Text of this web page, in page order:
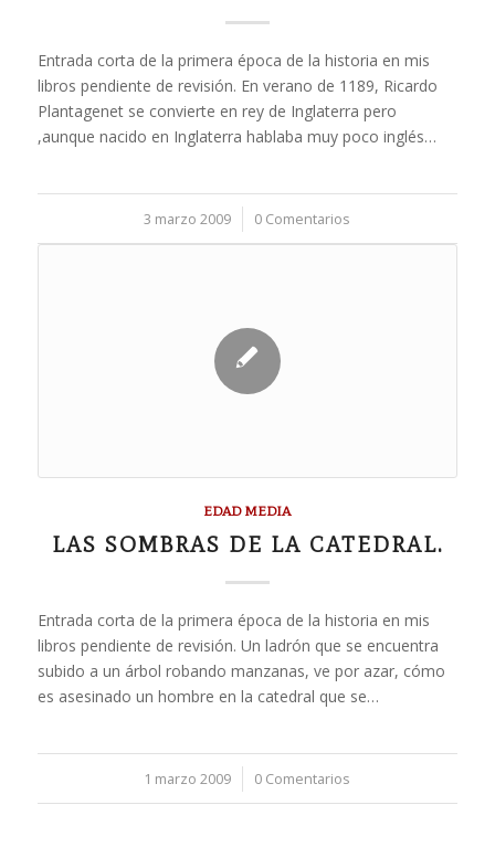
Entrada corta de la primera época de la historia en mis
libros pendiente de revisión. En verano de 1189, Ricardo
Plantagenet se convierte en rey de Inglaterra pero
,aunque nacido en Inglaterra hablaba muy poco inglés…
3 marzo 2009
/ 0 Comentarios
EDAD MEDIA
LAS SOMBRAS DE LA CATEDRAL.
Entrada corta de la primera época de la historia en mis
libros pendiente de revisión. Un ladrón que se encuentra
subido a un árbol robando manzanas, ve por azar, cómo
es asesinado un hombre en la catedral que se…
1 marzo 2009
/ 0 Comentarios